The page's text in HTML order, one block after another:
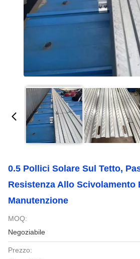
0.5 Pollici Solare Sul Tetto,
Resistenza Allo Scivolamento
Manutenzione
MOQ:
Negoziabile
Prezzo: